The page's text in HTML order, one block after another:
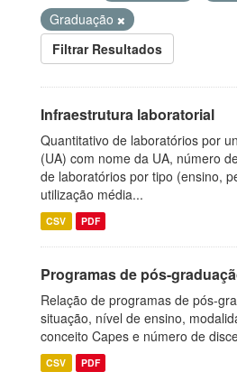
Graduação
Filtrar Resultados
Infraestrutura laboratorial
Quantitativo de laboratórios por
(UA) com nome da UA, número
de laboratórios por tipo (ensino,
utilização média...
CSV PDF
Programas de pós-
Relação de programas de pós-
situação, nível de ensino,
conceito Capes e número de
CSV PDF